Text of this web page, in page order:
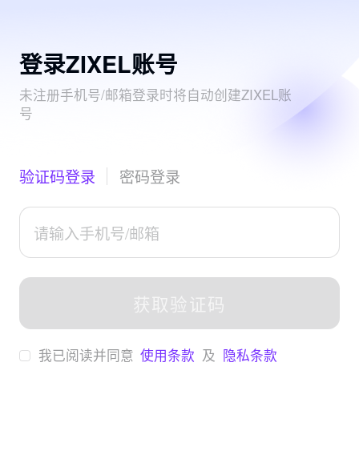
登录ZIXEL账号
未注册手机号/邮箱登录时将自动创建ZIXEL账
号
验证码登录 密码登录
获取验证码
我已阅读并同意 使用条款 及 隐私条款